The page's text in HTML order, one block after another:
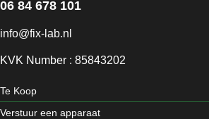
06 84 678 101
info@fix-lab.nl
KVK Number : 85843202
Te Koop
Verstuur een apparaat